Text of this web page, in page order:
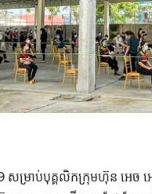
-19 សម្រាប់បុគ្គលិកក្រុមហ៊ុន